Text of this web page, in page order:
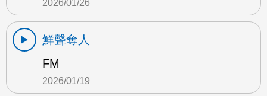
2026/01/26
鮮聲奪人
FM
2026/01/19